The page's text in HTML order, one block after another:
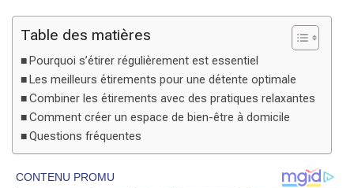
Table des matières
Pourquoi s’étirer régulièrement est essentiel
Les meilleurs étirements pour une détente optimale
Combiner les étirements avec des pratiques relaxantes
Comment créer un espace de bien-être à domicile
Questions fréquentes